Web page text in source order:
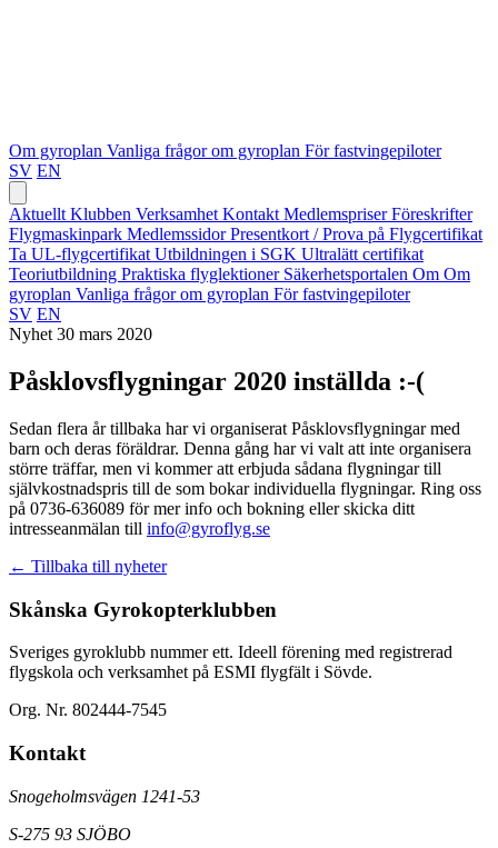
Om gyroplan Vanliga frågor om gyroplan För fastvingepiloter
SV EN
Aktuellt Klubben Verksamhet Kontakt MedlemspriserFöreskrifter
Flygmaskinpark MedlemssidorPresentkort / Prova på Flygcertifikat
Ta UL-flygcertifikat Utbildningen i SGK Ultralätt certifikat
Teoriutbildning Praktiska flyglektioner Säkerhetsportalen Om Om
gyroplan Vanliga frågor om gyroplan För fastvingepiloter
SV EN
Nyhet 30 mars 2020
Påsklovsflygningar 2020 inställda :-(
Sedan flera år tillbaka har vi organiserat Påsklovsflygningar med
barn och deras föräldrar. Denna gång har vi valt att inte organisera
större träffar, men vi kommer att erbjuda sådana flygningar till
självkostnadspris till de som bokar individuella flygningar. Ring oss
på 0736-636089 för mer info och bokning eller skicka ditt
intresseanmälan till info@gyroflyg.se
← Tillbaka till nyheter
Skånska Gyrokopterklubben
Sveriges gyroklubb nummer ett. Ideell förening med registrerad
flygskola och verksamhet på ESMI flygfält i Sövde.
Org. Nr. 802444-7545
Kontakt
Snogeholmsvägen 1241-53
S-275 93 SJÖBO